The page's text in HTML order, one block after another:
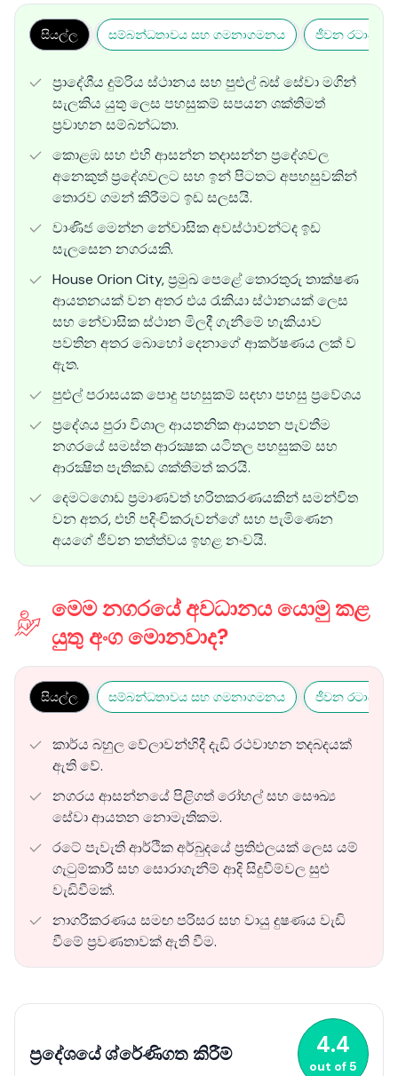
සියල්ල සම්බන්ධතාවය සහ ගමනාගමනය ජීවන රටාව
ප්‍රාදේශීය දුම්රිය ස්ථානය සහ පුළුල් බස් සේවා මගින්
සැලකිය යුතු ලෙස පහසුකම් සපයන ශක්තිමත්
ප්‍රවාහන සම්බන්ධතා.
කොළඹ සහ එහි ආසන්න තදාසන්න ප්‍රදේශවල
අනෙකුත් ප්‍රදේශවලට සහ ඉන් පිටතට අපහසුවකින්
තොරව ගමන් කිරීමට ඉඩ සලසයි.
වාණිජ මෙන්න නේවාසික අවස්ථාවන්ටද ඉඩ
සැලසෙන නගරයකි.
House Orion City, ප්‍රමුඛ පෙළේ තොරතුරු තාක්ෂණ
ආයතනයක් වන අතර එය රැකියා ස්ථානයක් ලෙස
සහ නේවාසික ස්ථාන මිලදී ගැනීමේ හැකියාව
පවතින අතර බොහෝ දෙනාගේ ආකර්ෂණය ලක් ව
ඇත.
පුළුල් පරාසයක පොදු පහසුකම් සඳහා පහසු ප්‍රවේශය
ප්‍රදේශය පුරා විශාල ආයතනික ආයතන පැවතීම
නගරයේ සමස්ත ආරක්‍ෂක යටිතල පහසුකම් සහ
ආරක්‍ෂිත පැතිකඩ ශක්තිමත් කරයි.
දෙමටගොඩ ප්‍රමාණවත් හරිතකරණයකින් සමන්විත
වන අතර, එහි පදිංචිකරුවන්ගේ සහ පැමිණෙන
අයගේ ජීවන තත්ත්වය ඉහළ නංවයි.
මෙම නගරයේ අවධානය යොමු කළ
යුතු අංග මොනවාද?
සියල්ල සම්බන්ධතාවය සහ ගමනාගමනය ජීවන රටාව
කාර්ය බහුල වේලාවන්හිදී දැඩි රථවාහන තදබදයක්
ඇති වේ.
නගරය ආසන්නයේ පිළිගත් රෝහල් සහ සෞඛ්‍ය
සේවා ආයතන නොමැතිකම.
රටේ පැවැති ආර්ථික අර්බුදයේ ප්‍රතිඵලයක් ලෙස යම්
ගැටුම්කාරී සහ සොරාගැනීම් ආදි සිදුවීම්වල සුළු
වැඩිවීමක්.
නාගරීකරණය සමඟ පරිසර සහ වායු දුෂණය වැඩි
වීමේ ප්‍රවණතාවක් ඇති වීම.
ප්‍රදේශයේ ශ්රේණිගත කිරීම් 4.4
out of5